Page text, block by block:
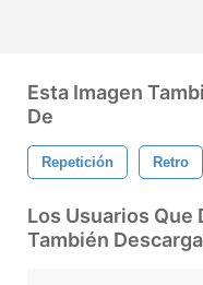
Esta Imagen
De
Repetición Retro
Los Usuarios Que
También